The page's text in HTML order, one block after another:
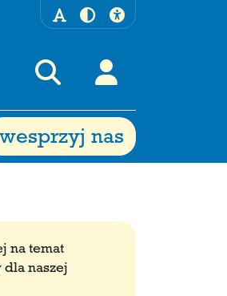
wesprzyj nas
na temat
naszej